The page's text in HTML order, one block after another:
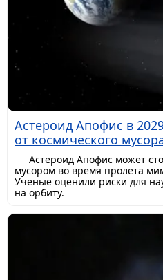
Астероид Апофис в
от космического
Астероид Апофис может
мусором во время пролета
Ученые оценили риски для
на орбиту.